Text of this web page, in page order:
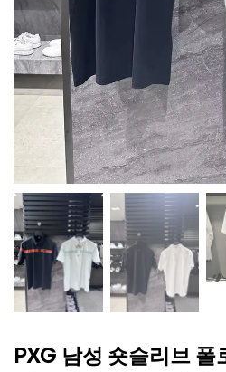
PXG 남성 숏슬리브 폴